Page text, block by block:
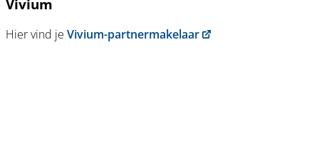
Vivium
Hier vind je Vivium-partnermakelaar